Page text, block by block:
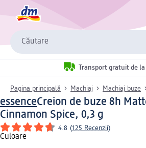
Căutare
Transport gratuit de la
Pagina principală Machiaj Machiaj buze
essenceCreion de buze 8h
Cinnamon Spice, 0,3 g
4.8 (125 Recenzii)
Culoare